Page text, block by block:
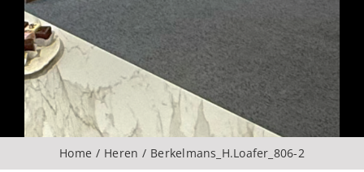
Over ons
CONTACT
Home Heren Berkelmans_H.Loafer_806-2